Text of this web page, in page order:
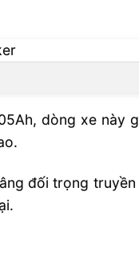
dòng xe này
đối trọng